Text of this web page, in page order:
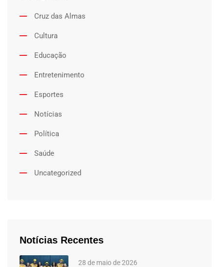
Cruz das Almas
Cultura
Educação
Entretenimento
Esportes
Notícias
Política
Saúde
Uncategorized
Notícias Recentes
28 de maio de 2026